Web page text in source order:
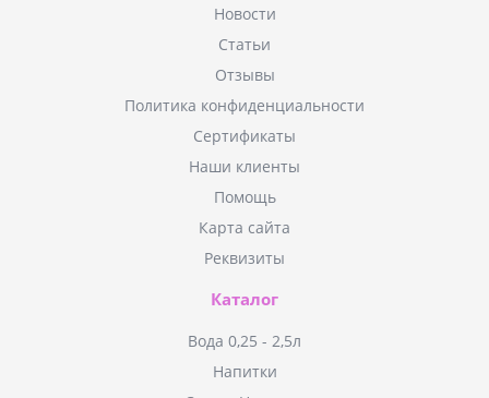
Новости
Статьи
Отзывы
Политика конфиденциальности
Сертификаты
Наши клиенты
Помощь
Карта сайта
Реквизиты
Каталог
Вода 0,25 - 2,5л
Напитки